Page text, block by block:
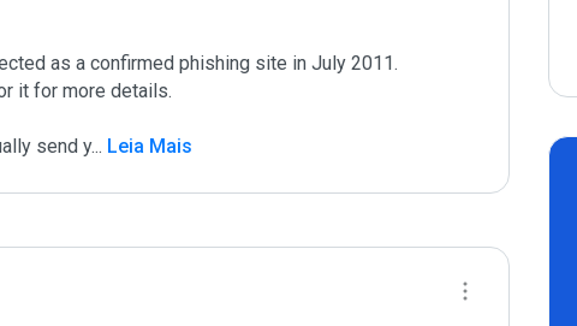
as a confirmed phishing site in July 2011.
it for more details.
send y... Leia Mais